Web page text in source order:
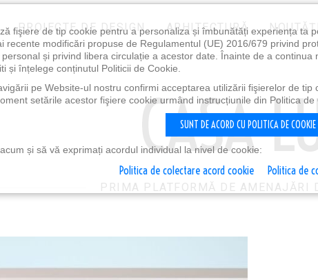
PROIECTE DE DESIGN ARHITECTURĂ
PRIMA PLATFORMĂ DE AMENAJĂRI
fişiere de tip cookie pentru a personaliza și îmbunătăți experiența ta
recente modificări propuse de Regulamentul (UE) 2016/679 privind
și privind libera circulație a acestor date. Înainte de a
și înțelege conținutul Politicii de Cookie.
pe Website-ul nostru confirmi acceptarea utilizării fişierelor de
setările acestor fişiere cookie urmând instrucțiunile din Politica de
SUNT DE ACORD CU POLITICA DE COOKIE
și să vă exprimați acordul individual la nivel de cookie:
Politica de colectare acord cookie Politica de